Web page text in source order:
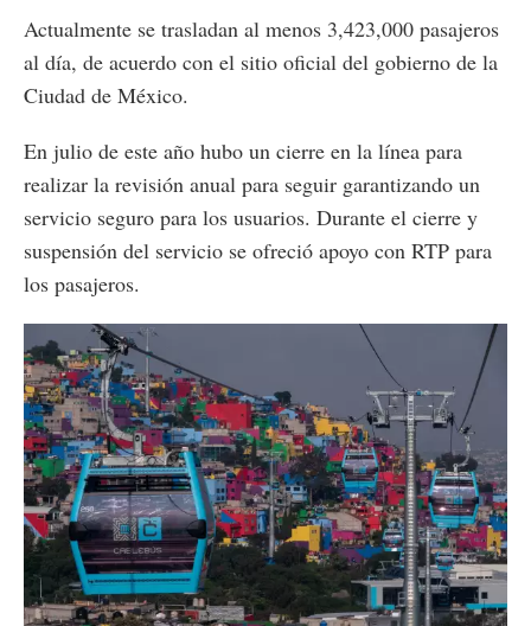
Actualmente se trasladan al menos 3,423,000 pasajeros
al día, de acuerdo con el sitio oficial del gobierno de la
Ciudad de México.
En julio de este año hubo un cierre en la línea para
realizar la revisión anual para seguir garantizando un
servicio seguro para los usuarios. Durante el cierre y
suspensión del servicio se ofreció apoyo con RTP para
los pasajeros.